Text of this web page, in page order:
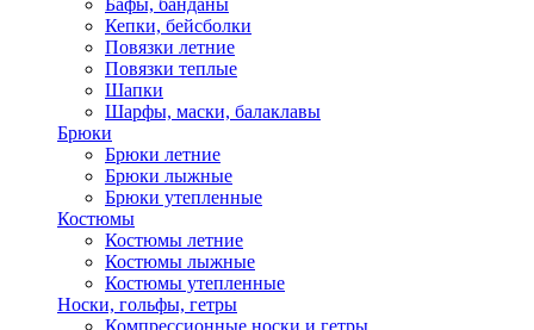
Бафы, банданы
Кепки, бейсболки
Повязки летние
Повязки теплые
Шапки
Шарфы, маски, балаклавы
Брюки
Брюки летние
Брюки лыжные
Брюки утепленные
Костюмы
Костюмы летние
Костюмы лыжные
Костюмы утепленные
Носки, гольфы, гетры
Компрессионные носки и гетры